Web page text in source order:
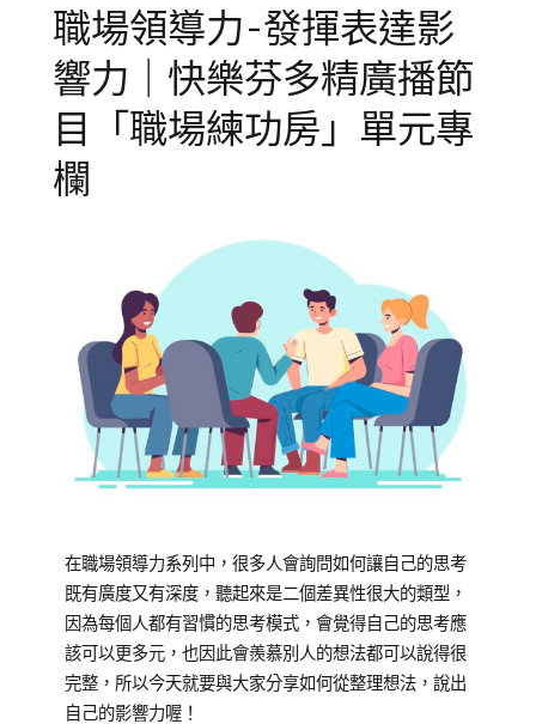
職場領導力-發揮表達影
響力｜快樂芬多精廣播節
目「職場練功房」單元專
欄
Posted
on
2023-
02-
09
Posted
專
欄
【職
場
在職場領導力系列中，很多人會詢問如何讓自己的思考
既有廣度又有深度，聽起來是二個差異性很大的類型，
因為每個人都有習慣的思考模式，會覺得自己的思考應
該可以更多元，也因此會羨慕別人的想法都可以說得很
完整，所以今天就要與大家分享如何從整理想法，說出
自己的影響力喔！